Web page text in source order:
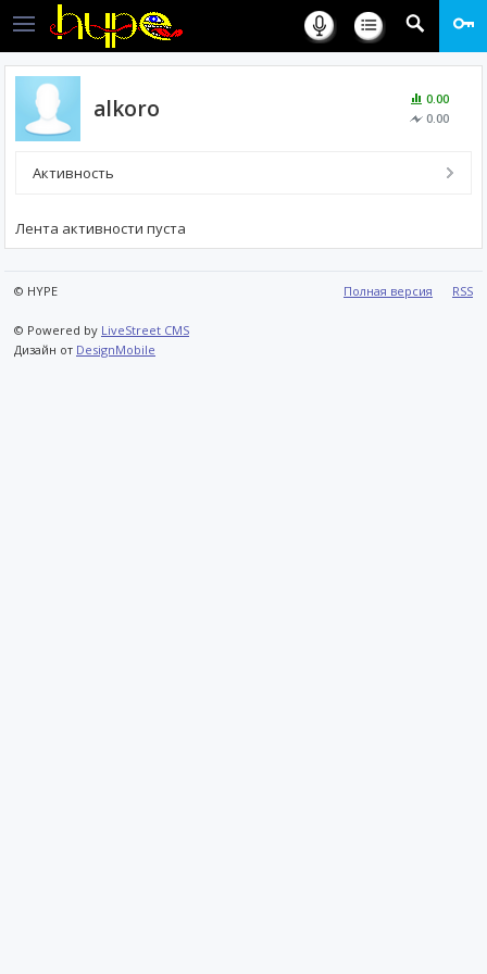
0.00
0.00
alkoro
Активность
Лента активности пуста
Полная версия RSS
© HYPE
© Powered by LiveStreet CMS
Дизайн от DesignMobile